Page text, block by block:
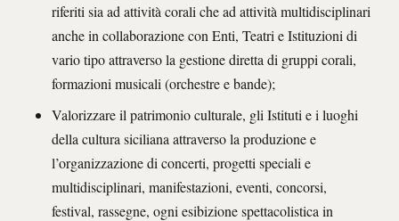
riferiti sia ad attività corali che ad attività multidisciplinari
anche in collaborazione con Enti, Teatri e Istituzioni di
vario tipo attraverso la gestione diretta di gruppi corali,
formazioni musicali (orchestre e bande);
Valorizzare il patrimonio culturale, gli Istituti e i luoghi
della cultura siciliana attraverso la produzione e
l’organizzazione di concerti, progetti speciali e
multidisciplinari, manifestazioni, eventi, concorsi,
festival, rassegne, ogni esibizione spettacolistica in